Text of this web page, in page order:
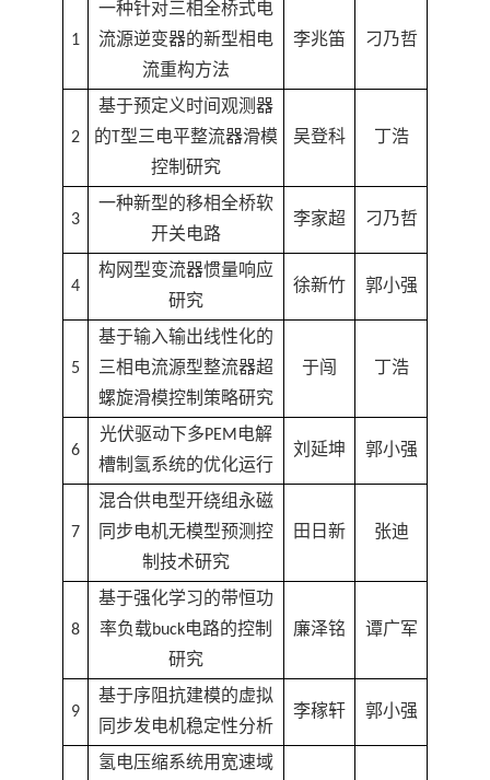
1
一种针对三相全桥式电
流源逆变器的新型相电
流重构方法
李兆笛 刁乃哲
2
基于预定义时间观测器
的T型三电平整流器滑模
控制研究
吴登科 丁浩
3
一种新型的移相全桥软
开关电路
李家超 刁乃哲
4
构网型变流器惯量响应
研究
徐新竹 郭小强
5
基于输入输出线性化的
三相电流源型整流器超
螺旋滑模控制策略研究
于闯 丁浩
6
光伏驱动下多PEM电解
槽制氢系统的优化运行
刘延坤 郭小强
7
混合供电型开绕组永磁
同步电机无模型预测控
制技术研究
田日新 张迪
8
基于强化学习的带恒功
率负载buck电路的控制
研究
廉泽铭 谭广军
9
基于序阻抗建模的虚拟
同步发电机稳定性分析
李稼轩 郭小强
氢电压缩系统用宽速域